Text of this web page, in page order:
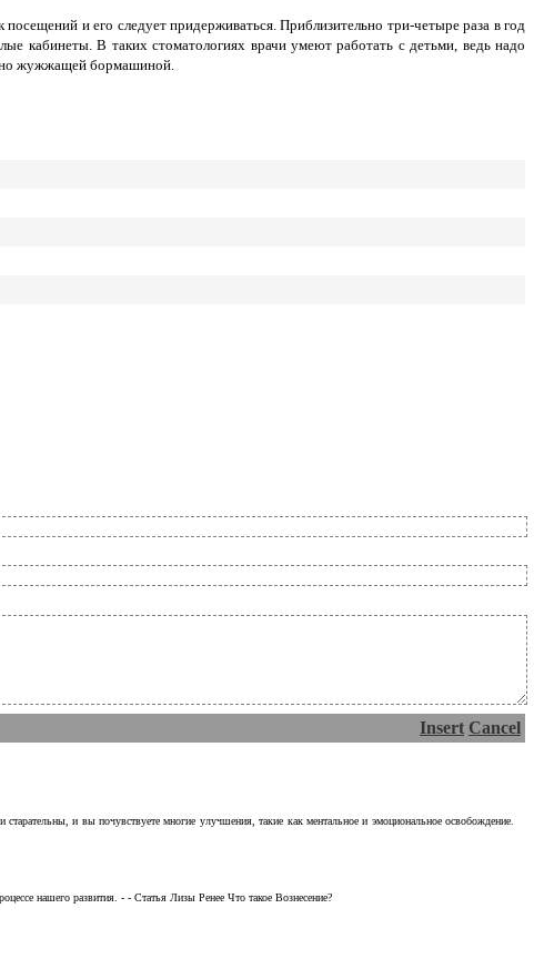
и его следует придерживаться. Приблизительно три-четыре раза в год
кабинеты. В таких стоматологиях врачи умеют работать с детьми, ведь надо
жужжащей бормашиной.
Insert Cancel
и вы почувствуете многие улучшения, такие как ментальное и эмоциональное освобождение.
нашего развития. - - Статья Лизы Ренее Что такое Вознесение?